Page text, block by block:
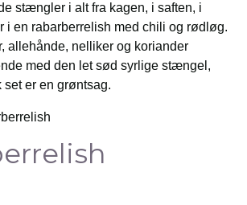
stængler i alt fra kagen, i saften, i
i en rabarberrelish med chili og rødløg.
allehånde, nelliker og koriander
med den let sød syrlige stængel,
set er en grøntsag.